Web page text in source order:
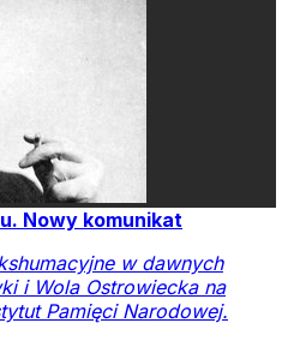
Nowy komunikat
w dawnych
i Wola Ostrowiecka na
Pamięci Narodowej.